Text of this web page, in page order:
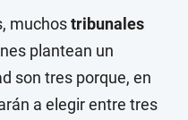
muchostribunales
plantean un
son tres porque, en
a elegir entre tres